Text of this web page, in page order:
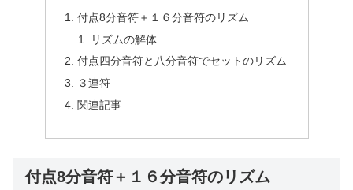
付点8分音符＋１６分音符のリズム
リズムの解体
付点四分音符と八分音符でセットのリズム
３連符
関連記事
付点8分音符＋１６分音符のリズム